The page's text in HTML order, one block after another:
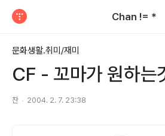
Chan != *
문화생활.취미/재미
CF - 꼬마가 원하는
찬 2004. 2. 7. 23:38